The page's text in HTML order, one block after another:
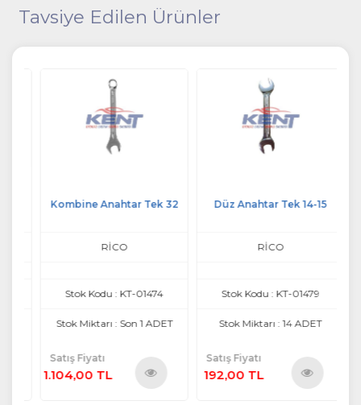
Tavsiye Edilen Ürünler
Kombine Anahtar Tek 32
RİCO
Stok Kodu : KT-01474
Stok Miktarı : Son 1 ADET
Satış Fiyatı
1.104,00 TL
Düz Anahtar Tek 14-15
RİCO
Stok Kodu : KT-01479
Stok Miktarı : 14 ADET
Satış Fiyatı
192,00 TL